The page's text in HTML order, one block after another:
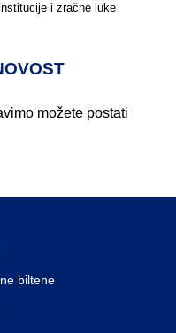
i zračne luke
možete postati
biltene